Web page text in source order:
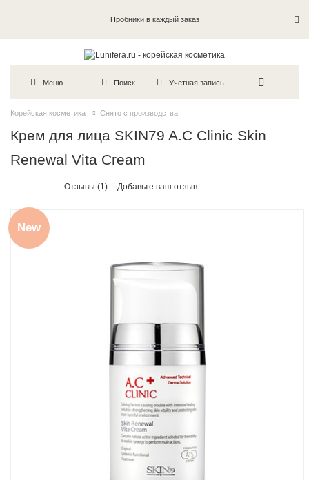
Пробники в каждый заказ
Меню Поиск Учетная запись
Корейская косметика Снято с производства
Крем для лица SKIN79 A.C Clinic Skin
Renewal Vita Cream
Отзывы (1) Добавьте ваш отзыв
New